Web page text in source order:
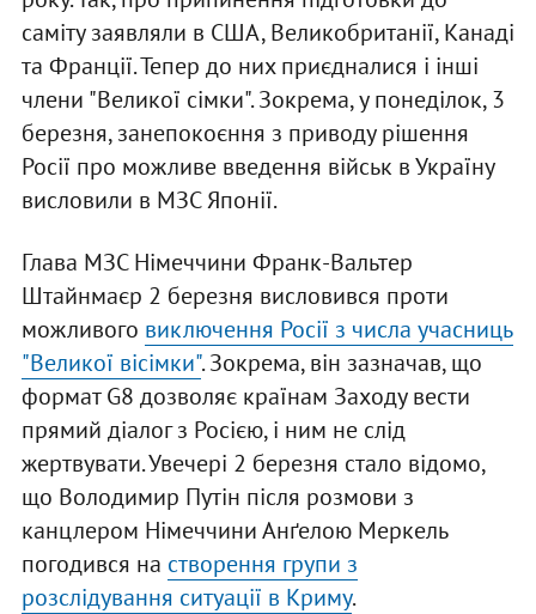
саміту заявляли в США, Великобританії, Канаді
та Франції. Тепер до них приєдналися і інші
члени "Великої сімки". Зокрема, у понеділок, 3
березня, занепокоєння з приводу рішення
Росії про можливе введення військ в Україну
висловили в МЗС Японії.
Глава МЗС Німеччини Франк-Вальтер
Штайнмаєр 2 березня висловився проти
можливого виключення Росії з числа учасниць
"Великої вісімки". Зокрема, він зазначав, що
формат G8 дозволяє країнам Заходу вести
прямий діалог з Росією, і ним не слід
жертвувати. Увечері 2 березня стало відомо,
що Володимир Путін після розмови з
канцлером Німеччини Анґелою Меркель
погодився на створення групи з
розслідування ситуації в Криму.